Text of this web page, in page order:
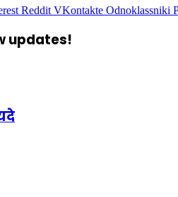
Reddit VKontakte Odnoklassniki
updates!